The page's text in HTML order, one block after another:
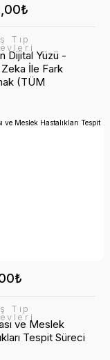
Tıp
Dijital Yüzü -
İle Fark
(TÜM
Tıp
ve Meslek
Tespit Süreci